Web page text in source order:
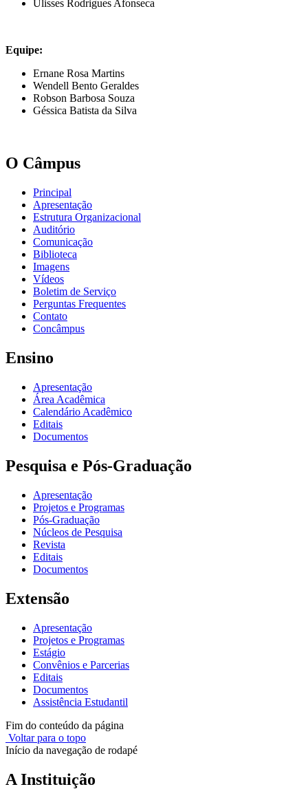
Ulisses Rodrigues Afonseca
Equipe:
Ernane Rosa Martins
Wendell Bento Geraldes
Robson Barbosa Souza
Géssica Batista da Silva
O Câmpus
Principal
Apresentação
Estrutura Organizacional
Auditório
Comunicação
Biblioteca
Imagens
Vídeos
Boletim de Serviço
Perguntas Frequentes
Contato
Concâmpus
Ensino
Apresentação
Área Acadêmica
Calendário Acadêmico
Editais
Documentos
Pesquisa e Pós-Graduação
Apresentação
Projetos e Programas
Pós-Graduação
Núcleos de Pesquisa
Revista
Editais
Documentos
Extensão
Apresentação
Projetos e Programas
Estágio
Convênios e Parcerias
Editais
Documentos
Assistência Estudantil
Fim do conteúdo da página
Voltar para o topo
Início da navegação de rodapé
A Instituição